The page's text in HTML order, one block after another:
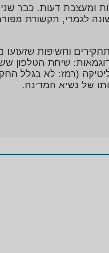
ומעצבת דעות. כבר
לגמרי, תקשורת
וחשיפות
שיחת הטלפון
שלום עף מהפוליטיקה (רמז:
של נשיא המדינה.